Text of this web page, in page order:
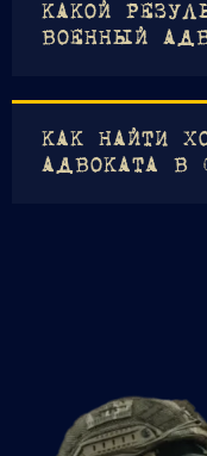
КАКОЙ
ВОЕННЫЙ
КАК НАЙТИ
АДВОКАТА В